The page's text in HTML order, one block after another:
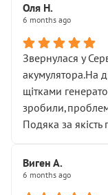
Оля Н.
6 months ago
Звернулася у
акумулятора.На
щітками
Подяка за якість
Виген А.
6 months ago